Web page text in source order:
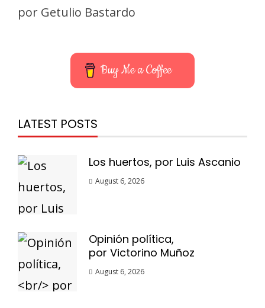
por Getulio Bastardo
Buy Me a Coffee
LATEST POSTS
Los huertos, por Luis Ascanio
August 6, 2026
Opinión política,
por Victorino Muñoz
August 6, 2026